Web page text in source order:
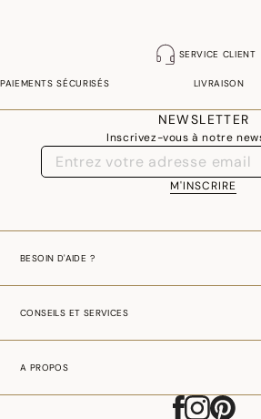
SERVICE CLIENT
PAIEMENTS SÉCURISÉS LIVRAISON
NEWSLETTER
Inscrivez-vous à notre
M'INSCRIRE
BESOIN D'AIDE ?
CONSEILS ET SERVICES
A PROPOS